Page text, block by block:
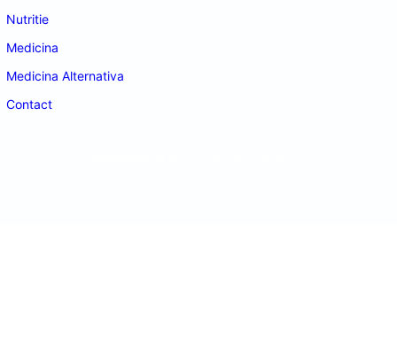
Nutritie
Medicina
Medicina Alternativa
Contact